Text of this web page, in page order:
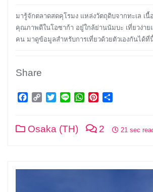
มารู้จักตลาดสดคุโรมง แหล่งวัตถุดิบจากทะเล เนื้
คุณภาพดีในโอซาก้า อยู๋ใกล้ย่านนัมบะ เที่ยวง่าย
คน มาดูข้อมูลสำหรับการเที่ยวด้วยตัวเองกันได้ที่
Share
Facebook
Copy TwitterLine WhatsApp
Pinterest
Osaka (TH) 2 21 sec